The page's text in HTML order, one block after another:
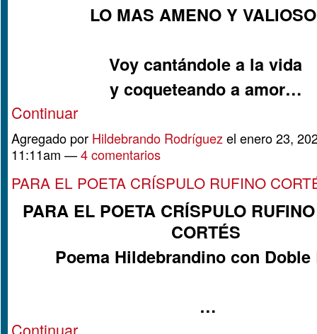
LO MAS AMENO Y
Voy cantándole a la vida
y coqueteando a amor…
Continuar
Agregado por Hildebrando Rodríguezel enero 23,
11:11am —4 comentarios
PARA EL POETA CRÍSPULO RUFINO
PARA EL POETA CRÍSPULO
CORTÉS
Poema Hildebrandino con Doble
…
Continuar